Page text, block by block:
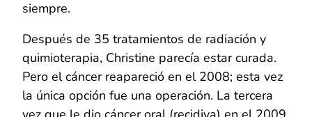
siempre.
Después de 35 tratamientos de radiación y
quimioterapia, Christine parecía estar curada.
Pero el cáncer reapareció en el 2008; esta vez
la única opción fue una operación. La tercera